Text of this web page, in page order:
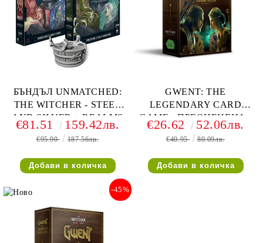
БЪНДЪЛ UNMATCHED:
THE WITCHER - STEEL
AND SILVER + REALMS
FALL С ПОДАРЪК
ФИГУРКА НА ГЕРАЛТ
€81.51 159.42лв.
€95.90 187.56лв.
GWENT: THE
LEGENDARY CARD
GAME - ПРЕОЦЕНЕНА -
СРЕДНА ПОВРЕДА НА
КУТИЯТА
€26.62 52.06лв.
€40.95 80.09лв.
-45%